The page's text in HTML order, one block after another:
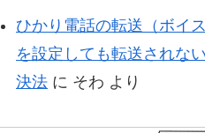
ひかり電話の転送（ボイス
を設定しても転送されな
決法 に そわ より